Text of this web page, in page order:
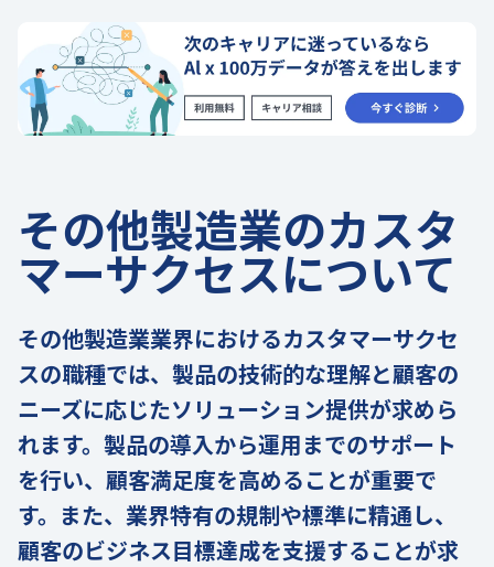
その他製造業のカスタ
マーサクセスについて
その他製造業業界におけるカスタマーサクセ
スの職種では、製品の技術的な理解と顧客の
ニーズに応じたソリューション提供が求めら
れます。製品の導入から運用までのサポート
を行い、顧客満足度を高めることが重要で
す。また、業界特有の規制や標準に精通し、
顧客のビジネス目標達成を支援することが求